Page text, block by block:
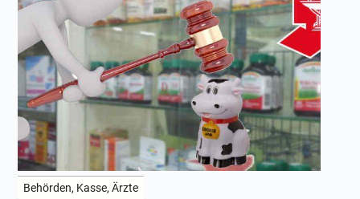
Behörden, Kasse, Ärzte